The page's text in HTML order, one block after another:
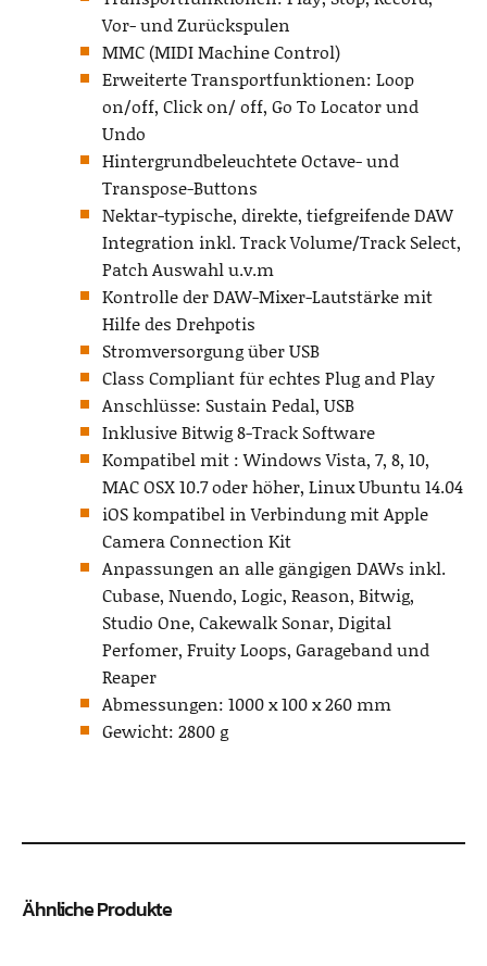
Vor- und Zurückspulen
MMC (MIDI Machine Control)
Erweiterte Transportfunktionen: Loop
on/off, Click on/ off, Go To Locator und
Undo
Hintergrundbeleuchtete Octave- und
Transpose-Buttons
Nektar-typische, direkte, tiefgreifende DAW
Integration inkl. Track Volume/Track Select,
Patch Auswahl u.v.m
Kontrolle der DAW-Mixer-Lautstärke mit
Hilfe des Drehpotis
Stromversorgung über USB
Class Compliant für echtes Plug and Play
Anschlüsse: Sustain Pedal, USB
Inklusive Bitwig 8-Track Software
Kompatibel mit : Windows Vista, 7, 8, 10,
MAC OSX 10.7 oder höher, Linux Ubuntu 14.04
iOS kompatibel in Verbindung mit Apple
Camera Connection Kit
Anpassungen an alle gängigen DAWs inkl.
Cubase, Nuendo, Logic, Reason, Bitwig,
Studio One, Cakewalk Sonar, Digital
Perfomer, Fruity Loops, Garageband und
Reaper
Abmessungen: 1000 x 100 x 260 mm
Gewicht: 2800 g
Ähnliche Produkte